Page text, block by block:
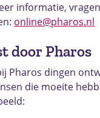
informatie,
online@pharos.nl
door Pharos
Pharos dingen
die moeite